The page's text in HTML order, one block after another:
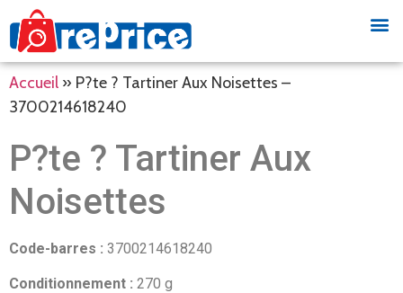
Accueil » P?te ? Tartiner Aux Noisettes –
3700214618240
P?te ? Tartiner Aux
Noisettes
Code-barres : 3700214618240
Conditionnement : 270 g